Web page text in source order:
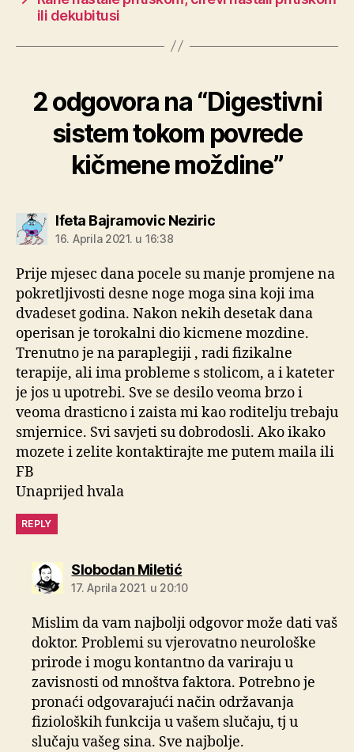
ili dekubitusi
2 odgovora na “Digestivni
sistem tokom povrede
kičmene moždine”
Ifeta Bajramovic Nezirickaže:
16. Aprila 2021. u 16:38
Prije mjesec dana pocele su manje promjene na
pokretljivosti desne noge moga sina koji ima
dvadeset godina. Nakon nekih desetak dana
operisan je torokalni dio kicmene mozdine.
Trenutno je na paraplegiji , radi fizikalne
terapije, ali ima probleme s stolicom, a i kateter
je jos u upotrebi. Sve se desilo veoma brzo i
veoma drasticno i zaista mi kao roditelju trebaju
smjernice. Svi savjeti su dobrodosli. Ako ikako
mozete i zelite kontaktirajte me putem maila ili
FB
Unaprijed hvala
REPLY
Slobodan Miletićkaže:
17. Aprila 2021. u 20:10
Mislim da vam najbolji odgovor može dati vaš
doktor. Problemi su vjerovatno neurološke
prirode i mogu kontantno da variraju u
zavisnosti od mnoštva faktora. Potrebno je
pronaći odgovarajući način održavanja
fizioloških funkcija u vašem slučaju, tj u
slučaju vašeg sina. Sve najbolje.